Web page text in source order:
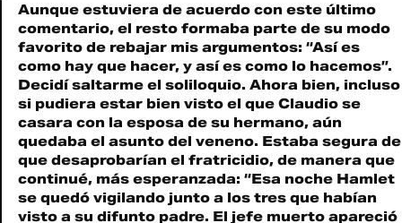
Aunque estuviera de acuerdo con este último
comentario, el resto formaba parte de su modo
favorito de rebajar mis argumentos: “Así es
como hay que hacer, y así es como lo hacemos”.
Decidí saltarme el soliloquio. Ahora bien, incluso
si pudiera estar bien visto el que Claudio se
casara con la esposa de su hermano, aún
quedaba el asunto del veneno. Estaba segura de
que desaprobarían el fratricidio, de manera que
continué, más esperanzada: “Esa noche Hamlet
se quedó vigilando junto a los tres que habían
visto a su difunto padre. El jefe muerto apareció